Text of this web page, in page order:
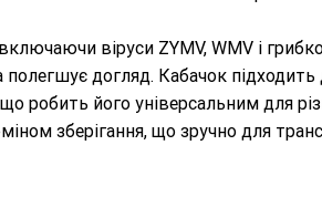
віруси ZYMV, WMV і
догляд. Кабачок підходить
робить його універсальним для
зберігання, що зручно для